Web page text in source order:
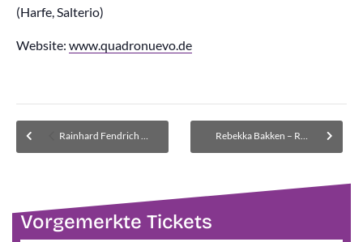
(Harfe, Salterio)
Website: www.quadronuevo.de
Rainhard Fendrich & Dieter Kolbeck Rebekka Bakken – Restkarten aufgrund zurückgegebener Karten
Vorgemerkte Tickets